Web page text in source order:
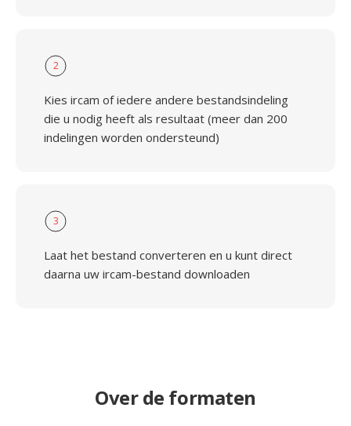
2
Kies ircam of iedere andere bestandsindeling
die u nodig heeft als resultaat (meer dan 200
indelingen worden ondersteund)
3
Laat het bestand converteren en u kunt direct
daarna uw ircam-bestand downloaden
Over de formaten